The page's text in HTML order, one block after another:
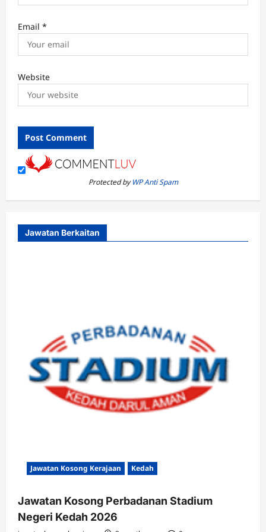
Email *
Website
Protected byWP Anti Spam
Jawatan Berkaitan
Jawatan Kosong Kerajaan Kedah
Jawatan Kosong Perbadanan Stadium
Negeri Kedah 2026